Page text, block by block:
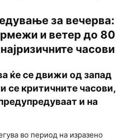
за вечерва:
и ветер до 80
часови
ќе се движи од запад
се критичните часови,
и на
во период на изразено